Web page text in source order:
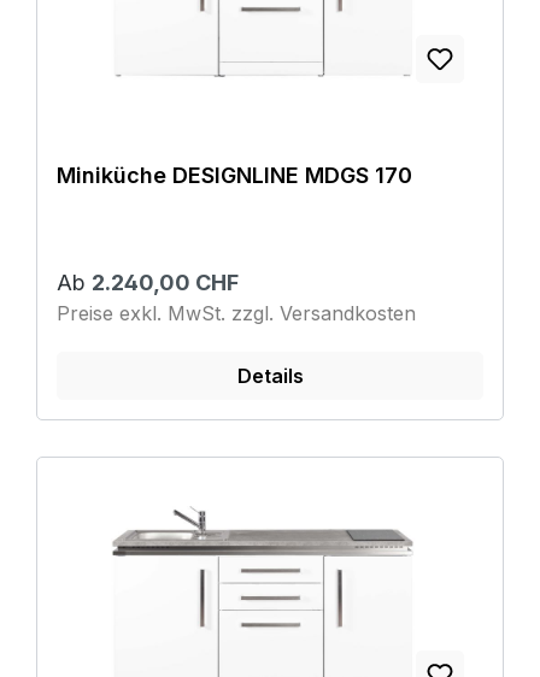
Miniküche DESIGNLINE MDGS 170
Ab 2.240,00 CHF
Preise exkl. MwSt. zzgl. Versandkosten
Details